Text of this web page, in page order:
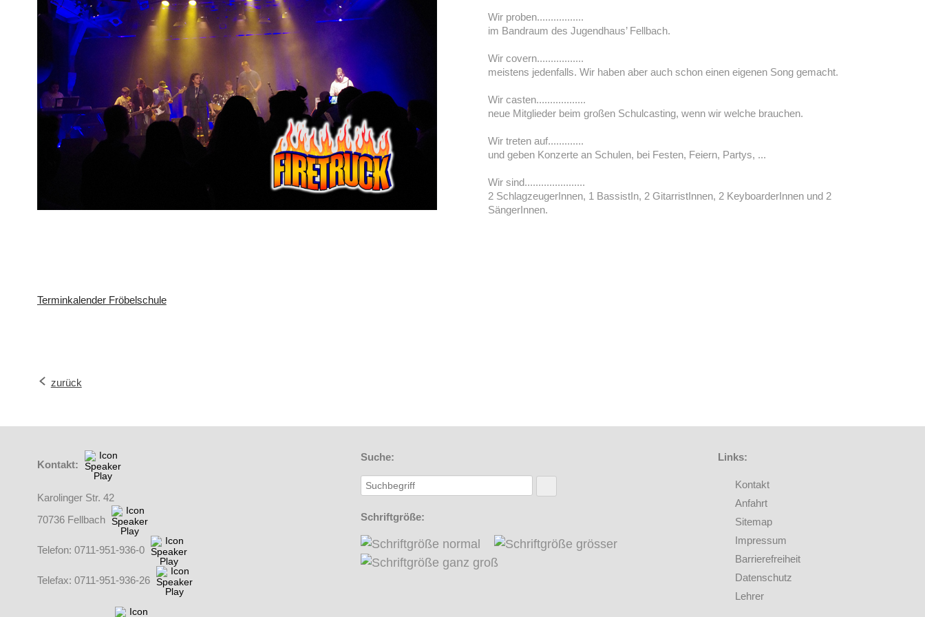
Wir proben.................
im Bandraum des Jugendhaus’ Fellbach.
Wir covern.................
meistens jedenfalls. Wir haben aber auch schon einen eigenen Song gemacht.
Wir casten..................
neue Mitglieder beim großen Schulcasting, wenn wir welche brauchen.
Wir treten auf.............
und geben Konzerte an Schulen, bei Festen, Feiern, Partys, ...
Wir sind......................
2 SchlagzeugerInnen, 1 BassistIn, 2 GitarristInnen, 2 KeyboarderInnen und 2
SängerInnen.
Terminkalender Fröbelschule
zurück
Kontakt:
Karolinger Str. 42
70736 Fellbach
Telefon: 0711-951-936-0
Telefax: 0711-951-936-26
Suche:
Schriftgröße:
Links:
Kontakt
Anfahrt
Sitemap
Impressum
Barrierefreiheit
Datenschutz
Lehrer